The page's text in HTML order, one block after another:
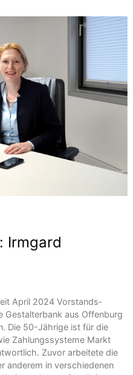
Irmgard
April 2024 Vorstands­
Gestalter­bank aus Offen­burg
Die 50-Jährige ist für die
Zahlungssysteme Markt
Zuvor arbeitete die
anderem in verschiedenen